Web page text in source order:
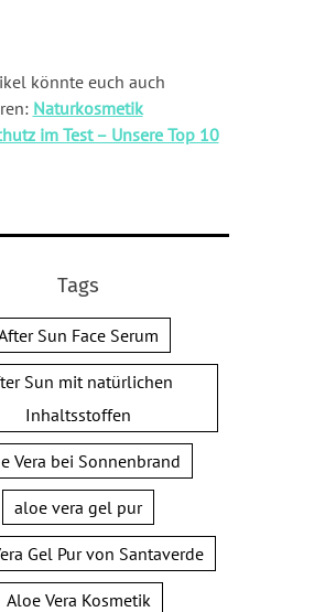
könnte euch auch
Naturkosmetik
im Test – Unsere Top 10
Tags
Sun Face Serum
Sun mit natürlichen
Inhaltsstoffen
Vera bei Sonnenbrand
aloe vera gel pur
Gel Pur von Santaverde
Aloe Vera Kosmetik